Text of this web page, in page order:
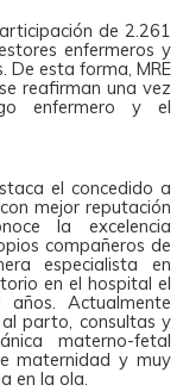
de 2.261
enfermeros y
De esta forma, MRE
reafirman una vez
enfermero y el
el concedido a
mejor reputación
la excelencia
compañeros de
especialista en
en el hospital el
Actualmente
parto, consultas y
materno-fetal
maternidad y muy
en la ola.